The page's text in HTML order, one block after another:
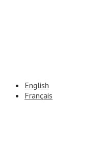
English
Français